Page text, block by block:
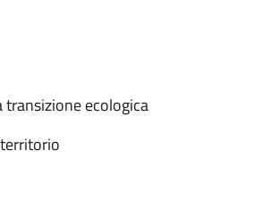
transizione ecologica